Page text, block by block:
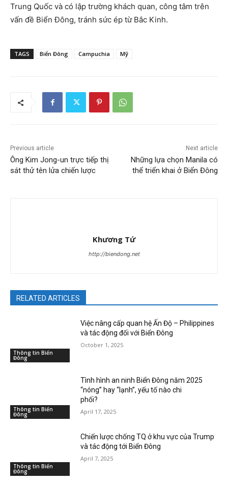
Trung Quốc và có lập trường khách quan, công tâm trên
vấn đề Biển Đông, tránh sức ép từ Bắc Kinh.
TAGS Biển Đông Campuchia Mỹ
Previous article
Ông Kim Jong-un trực tiếp thị
sát thử tên lửa chiến lược
Next article
Những lựa chọn Manila có
thể triển khai ở Biển Đông
Khương Tứ
http://biendong.net
RELATED ARTICLES
Thông tin Biển
Đông
Việc nâng cấp quan hệ Ấn Độ – Philippines
và tác động đối với Biển Đông
October 1, 2025
Thông tin Biển
Đông
Tình hình an ninh Biển Đông năm 2025
“nóng” hay “lạnh”, yếu tố nào chi
phối?
April 17, 2025
Thông tin Biển
Đông
Chiến lược chống TQ ở khu vực của Trump
và tác động tới Biển Đông
April 7, 2025